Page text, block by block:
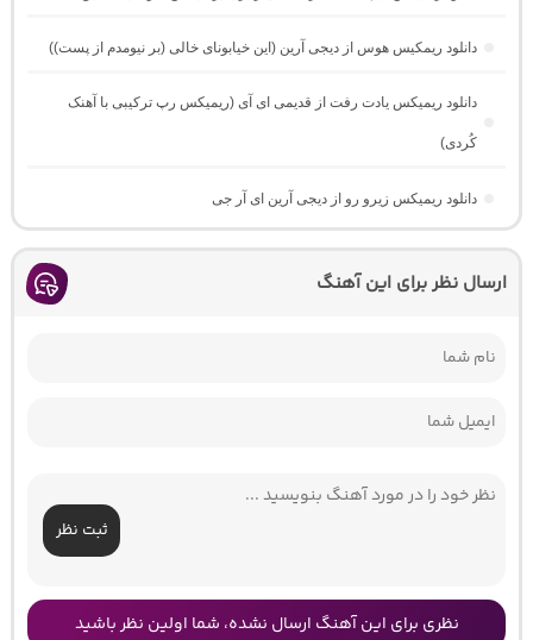
دانلود ریمکیس هوس از دیجی آرین (این خیابونای خالی (بر نیومدم از پست))
دانلود ریمیکس یادت رفت از قدیمی ای آی (ریمیکس رپ ترکیبی با آهنک
کُردی)
دانلود ریمیکس زیرو رو از دیجی آرین ای آر جی
ارسال نظر برای این آهنگ
ثبت نظر
نظری برای این آهنگ ارسال نشده، شما اولین نظر باشید